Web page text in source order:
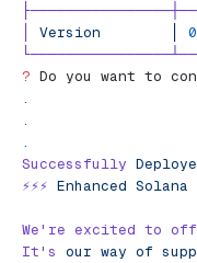
Version
? Do you want to
.
.
.
Successfully
⚡️⚡️⚡️ Enhanced Solana
We're excited to
It' s our way of